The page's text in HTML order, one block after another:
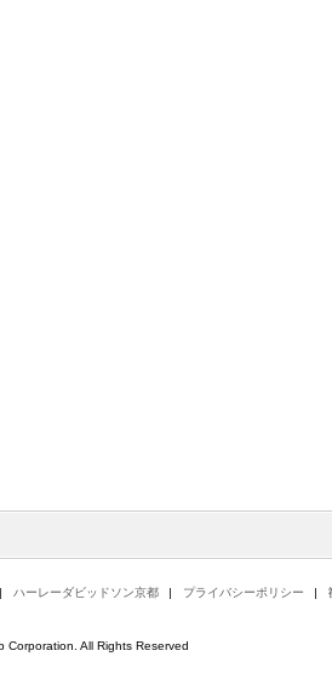
ハーレーダビッドソン京都 プライバシーポリシー
Corporation. All Rights Reserved